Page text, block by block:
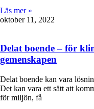
Läs mer »
oktober 11, 2022
Delat boende – för
gemenskapen
Delat boende kan vara
Det kan vara ett sätt att
för miljön, få